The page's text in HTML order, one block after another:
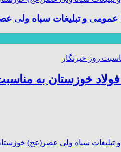
عمومی و تبلیغات سپاه
خوزستان به مناسبت